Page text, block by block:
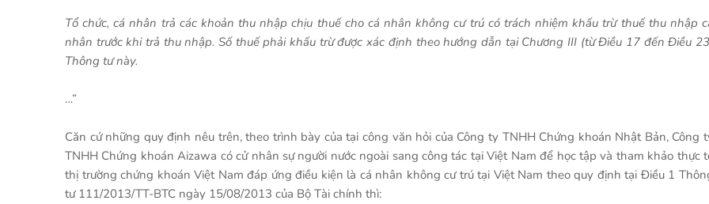
Tổ chức, cá nhân trả các khoản thu nhập chịu thuế cho cá nhân không cư trú có trách nhiệm khấu trừ thuế thu nhập
nhân trước khi trả thu nhập. Số thuế phải khấu trừ được xác định theo hướng dẫn tại Chương III (từ Điều 17 đến Điều
Thông tư này.
…”
Căn cứ những quy định nêu trên, theo trình bày của tại công văn hỏi của Công ty TNHH Chứng khoán Nhật Bản, Công
TNHH Chứng khoán Aizawa có cử nhân sự người nước ngoài sang công tác tại Việt Nam để học tập và tham khảo thực
thị trường chứng khoán Việt Nam đáp ứng điều kiện là cá nhân không cư trú tại Việt Nam theo quy định tại Điều 1
tư 111/2013/TT-BTC ngày 15/08/2013 của Bộ Tài chính thì: